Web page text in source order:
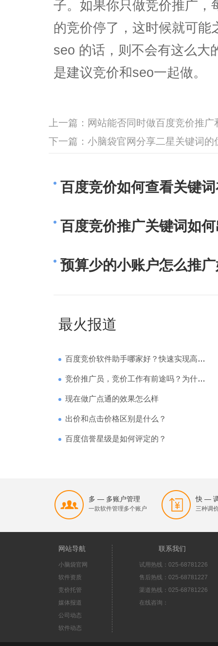
子。如果你只做竞价推广，
的竞价停了，这时候就可能
seo 的话，则不会有这么大
是建议竞价和seo一起做。
上一篇： 网站能否同时做百度竞价推广
下一篇： 小脑袋官网分享二星关键词的
百度竞价如何查看关键
百度竞价推广关键词如
预算少的小账户怎么推
最火报道
百度竞价软件助手哪家好？快速实现高回报哪家强？
竞价推广员，竞价工作有前途吗？为什么待遇那么高
现在做广点通的效果怎么样
出价和点击价格区别是什么？
百度信誉星级是如何评定的？
多 — 多账户管理
一款软件管理多个账户
快 —
三种调
网站导航
小脑袋官网
软件资质
竞价托管
媒体报道
公司动态
软件动态
联系我们
试用热线：025-68781226
售后热线：025-68781227
渠道热线：025-68781226
在线咨询：